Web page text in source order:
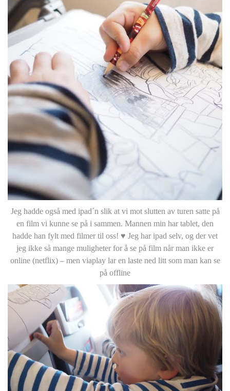
Jeg hadde også med ipad´n slik at vi mot slutten av turen satte på
en film vi kunne se på i sammen. Mannen min har tablet, den
hadde han fylt med filmer til oss! ♥ Jeg har ipad selv, og der vet
jeg ikke så mange muligheter for å se på film når man ikke er
online (netflix) – men viaplay lar en laste ned litt som man kan se
på offline